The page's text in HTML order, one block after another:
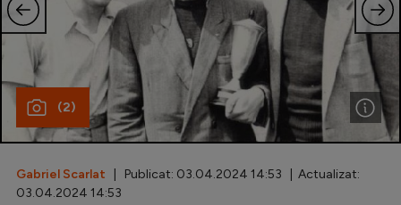
U21
Fotbal feminin
Special
Diverse
Inedit
Clasamente
(2)
Gabriel Scarlat | Publicat: 03.04.2024 14:53 | Actualizat:
03.04.2024 14:53